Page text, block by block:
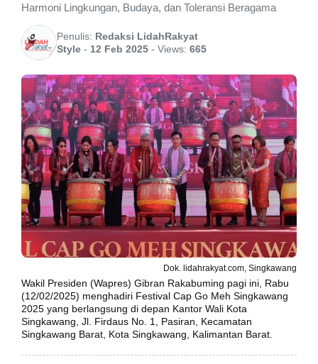
Harmoni Lingkungan, Budaya, dan Toleransi Beragama
Penulis: Redaksi LidahRakyat
Style - 12 Feb 2025 - Views: 665
Dok. lidahrakyat.com, Singkawang
Wakil Presiden (Wapres) Gibran Rakabuming pagi ini, Rabu
(12/02/2025) menghadiri Festival Cap Go Meh Singkawang
2025 yang berlangsung di depan Kantor Wali Kota
Singkawang, Jl. Firdaus No. 1, Pasiran, Kecamatan
Singkawang Barat, Kota Singkawang, Kalimantan Barat.